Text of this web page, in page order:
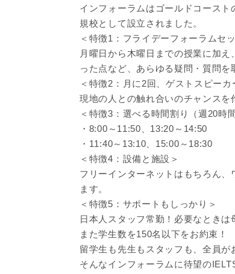
インフォーラムはゴールドコース
規校として設立されました。
＜特徴1：フライデーフォーラムセ
月曜日から木曜日までの授業に加
った点など、あらゆる疑問・質問を
＜特徴2：月に2回、ゲストスピー
現地の人との触れ合いのチャンスを
＜特徴3：選べる時間割り（週20時
・8:00～11:50、13:20～14:50
・11:40～13:10、15:00～18:30
＜特徴4：設備と施設＞
フリーインターネットはもちろん
ます。
＜特徴5：サポートもしっかり＞
日本人スタッフ常勤！必要なときは
また学生数を150名以下をお約束！
留学生も先生もスタッフも、全員が
そんなインフォーラムに待望の